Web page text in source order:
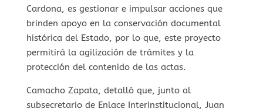
Cardona, es gestionar e impulsar acciones que
brinden apoyo en la conservación documental
histórica del Estado, por lo que, este proyecto
permitirá la agilización de trámites y la
protección del contenido de las actas.
Camacho Zapata, detalló que, junto al
subsecretario de Enlace Interinstitucional, Juan